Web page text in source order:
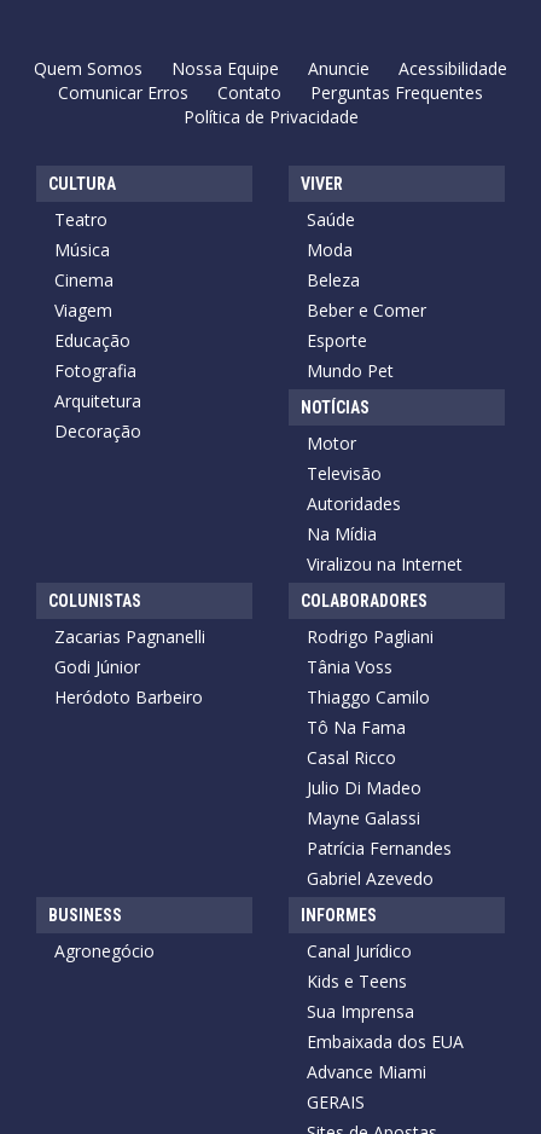
Quem Somos Nossa Equipe Anuncie
Acessibilidade
Comunicar Erros
Contato
Perguntas Frequentes
Política de Privacidade
CULTURA
Teatro
Música
Cinema
Viagem
Educação
Fotografia
Arquitetura
Decoração
VIVER
Saúde
Moda
Beleza
Beber e Comer
Esporte
Mundo Pet
NOTÍCIAS
Motor
Televisão
Autoridades
Na Mídia
Viralizou na Internet
COLUNISTAS
Zacarias Pagnanelli
Godi Júnior
Heródoto Barbeiro
COLABORADORES
Rodrigo Pagliani
Tânia Voss
Thiaggo Camilo
Tô Na Fama
Casal Ricco
Julio Di Madeo
Mayne Galassi
Patrícia Fernandes
Gabriel Azevedo
BUSINESS
Agronegócio
INFORMES
Canal Jurídico
Kids e Teens
Sua Imprensa
Embaixada dos EUA
Advance Miami
GERAIS